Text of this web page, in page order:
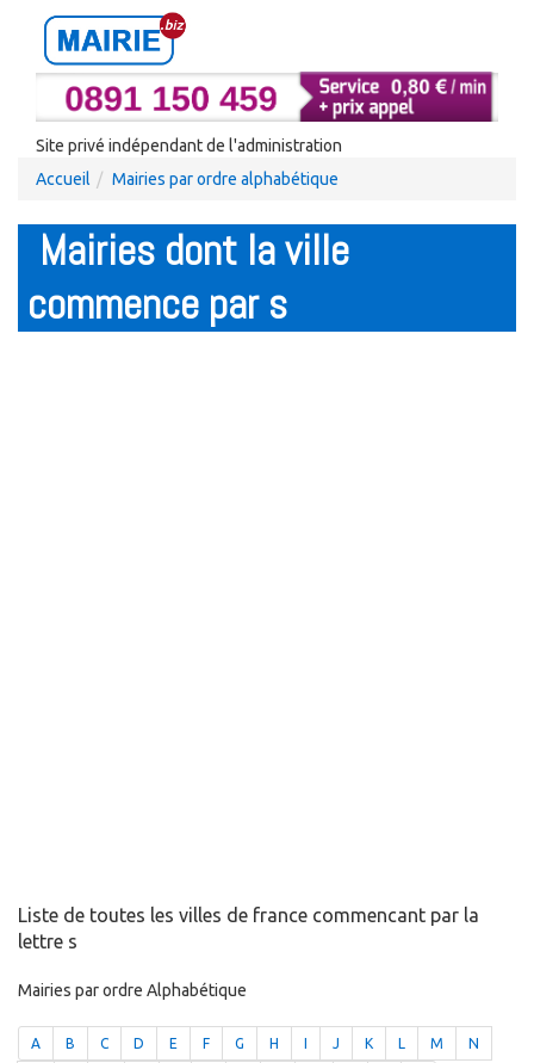
Site privé indépendant de l'administration
Accueil
Mairies par ordre alphabétique
Mairies dont la ville
commence par s
Liste de toutes les villes de france commencant par la
lettre s
Mairies par ordre Alphabétique
A B C D E F G H J K L M N